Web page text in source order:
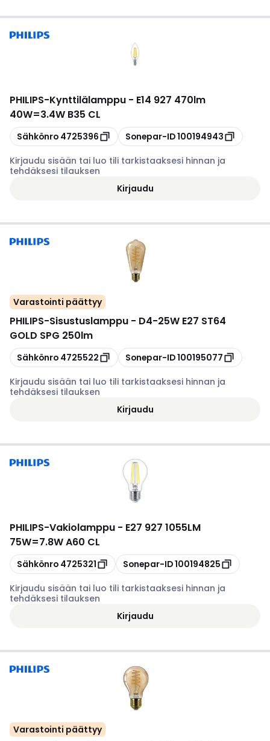
PHILIPS-Kynttilälamppu - E14 927 470lm
40W=3.4W B35 CL
Kopioi
Sähkönro 4725396 Kopioi
Sonepar-ID100194943
Kirjaudu sisään tai luo tili tarkistaaksesi hinnan ja
tehdäksesi tilauksen
Kirjaudu
Varastointi päättyy
PHILIPS-Sisustuslamppu - D4-25W E27 ST64
GOLD SPG 250lm
Kopioi
Sähkönro 4725522 Kopioi
Sonepar-ID100195077
Kirjaudu sisään tai luo tili tarkistaaksesi hinnan ja
tehdäksesi tilauksen
Kirjaudu
PHILIPS-Vakiolamppu - E27 927 1055LM
75W=7.8W A60 CL
Kopioi
Sähkönro 4725321 Kopioi
Sonepar-ID100194825
Kirjaudu sisään tai luo tili tarkistaaksesi hinnan ja
tehdäksesi tilauksen
Kirjaudu
Varastointi päättyy